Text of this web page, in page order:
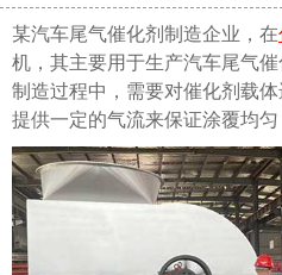
某汽车尾气催化剂制造企业，在
机，其主要用于生产汽车尾气
制造过程中，需要对催化剂载
提供一定的气流来保证涂覆均匀